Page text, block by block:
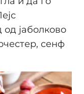
јаболково
сенф